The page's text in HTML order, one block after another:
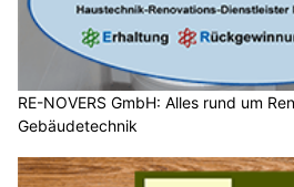
RE-NOVERS GmbH: Alles rund um
Gebäudetechnik